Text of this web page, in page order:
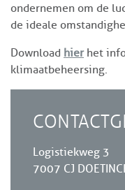
ondernemen om de
de ideale
Download hierhet
klimaatbeheersing.
Logistiekweg 3
7007 CJ